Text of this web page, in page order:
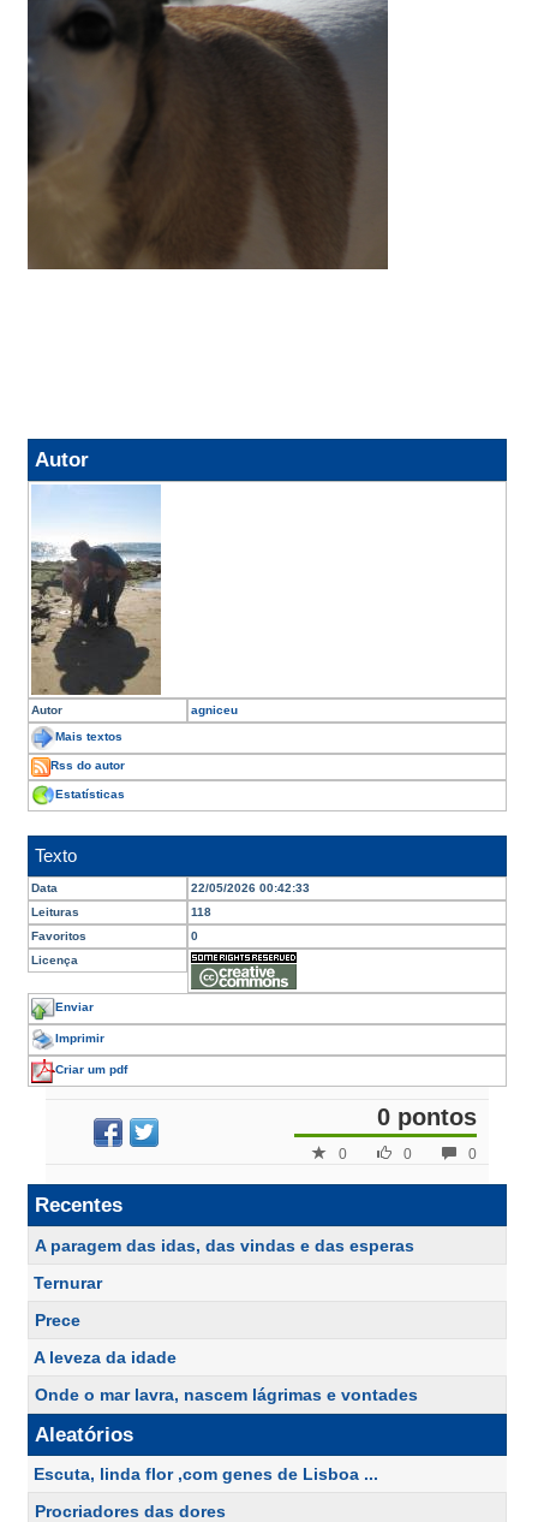
Autor
Autor agniceu
Mais textos
Rss do autor
Estatísticas
Texto
Data
22/05/2026 00:42:33
Leituras
118
Favoritos
0
Licença
Enviar
Imprimir
Criar um pdf
0 pontos
0
0
0
Recentes
A paragem das idas, das vindas e das esperas
Ternurar
Prece
A leveza da idade
Onde o mar lavra, nascem lágrimas e vontades
Aleatórios
Escuta, linda flor ,com genes de Lisboa ...
Procriadores das dores